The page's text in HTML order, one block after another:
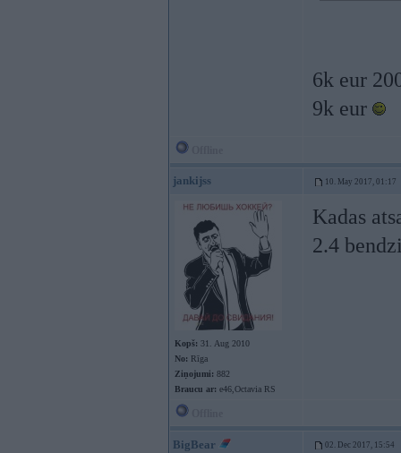
6k eur
9k eur
jankijss 10. May 2017, 01:17
Kopš: 31. Aug 2010
No: Rīga
Ziņojumi: 882
Braucu ar: e46,Octavia RS
Kadas
2.4
BigBear 02. Dec 2017, 15:54